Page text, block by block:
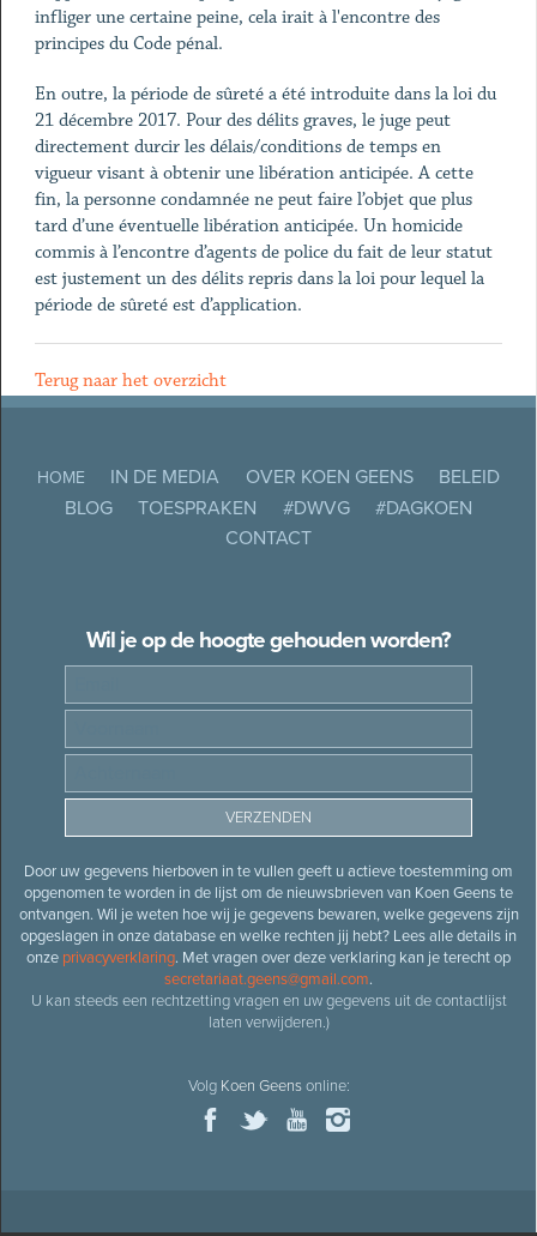
infliger une certaine peine, cela irait à l'encontre des
principes du Code pénal.
En outre, la période de sûreté a été introduite dans la loi du
21 décembre 2017. Pour des délits graves, le juge peut
directement durcir les délais/conditions de temps en
vigueur visant à obtenir une libération anticipée. A cette
fin, la personne condamnée ne peut faire l’objet que plus
tard d’une éventuelle libération anticipée. Un homicide
commis à l’encontre d’agents de police du fait de leur statut
est justement un des délits repris dans la loi pour lequel la
période de sûreté est d’application.
Terug naar het overzicht
HOME IN DE MEDIA OVER KOEN GEENS
BELEID
BLOG
TOESPRAKEN #DWVG
#DAGKOEN
CONTACT
Wil je op de hoogte gehouden worden?
Door uw gegevens hierboven in te vullen geeft u actieve toestemming om
opgenomen te worden in de lijst om de nieuwsbrieven van Koen Geens te
ontvangen. Wil je weten hoe wij je gegevens bewaren, welke gegevens zijn
opgeslagen in onze database en welke rechten jij hebt? Lees alle details in
onze privacyverklaring. Met vragen over deze verklaring kan je terecht op
secretariaat.geens@gmail.com.
U kan steeds een rechtzetting vragen en uw gegevens uit de contactlijst
laten verwijderen.)
Volg Koen Geensonline: